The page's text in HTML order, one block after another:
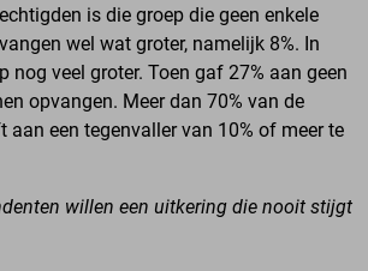
is die groep die geen enkele
wel wat groter, namelijk 8%. In
nog veel groter. Toen gaf 27% aan geen
opvangen. Meer dan 70% van de
aan een tegenvaller van 10% of meer te
willen een uitkering die nooit stijgt